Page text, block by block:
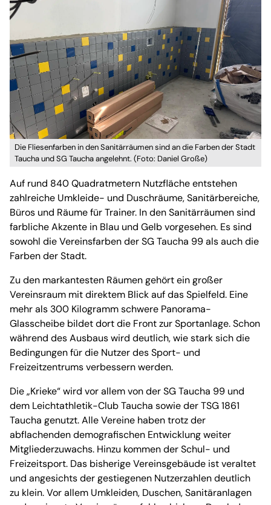
Die Fliesenfarben in den Sanitärräumen sind an die Farben der Stadt
Taucha und SG Taucha angelehnt. (Foto: Daniel Große)
Auf rund 840 Quadratmetern Nutzfläche entstehen
zahlreiche Umkleide- und Duschräume, Sanitärbereiche,
Büros und Räume für Trainer. In den Sanitärräumen sind
farbliche Akzente in Blau und Gelb vorgesehen. Es sind
sowohl die Vereinsfarben der SG Taucha 99 als auch die
Farben der Stadt.
Zu den markantesten Räumen gehört ein großer
Vereinsraum mit direktem Blick auf das Spielfeld. Eine
mehr als 300 Kilogramm schwere Panorama-
Glasscheibe bildet dort die Front zur Sportanlage. Schon
während des Ausbaus wird deutlich, wie stark sich die
Bedingungen für die Nutzer des Sport- und
Freizeitzentrums verbessern werden.
Die „Krieke“ wird vor allem von der SG Taucha 99 und
dem Leichtathletik-Club Taucha sowie der TSG 1861
Taucha genutzt. Alle Vereine haben trotz der
abflachenden demografischen Entwicklung weiter
Mitgliederzuwachs. Hinzu kommen der Schul- und
Freizeitsport. Das bisherige Vereinsgebäude ist veraltet
und angesichts der gestiegenen Nutzerzahlen deutlich
zu klein. Vor allem Umkleiden, Duschen, Sanitäranlagen